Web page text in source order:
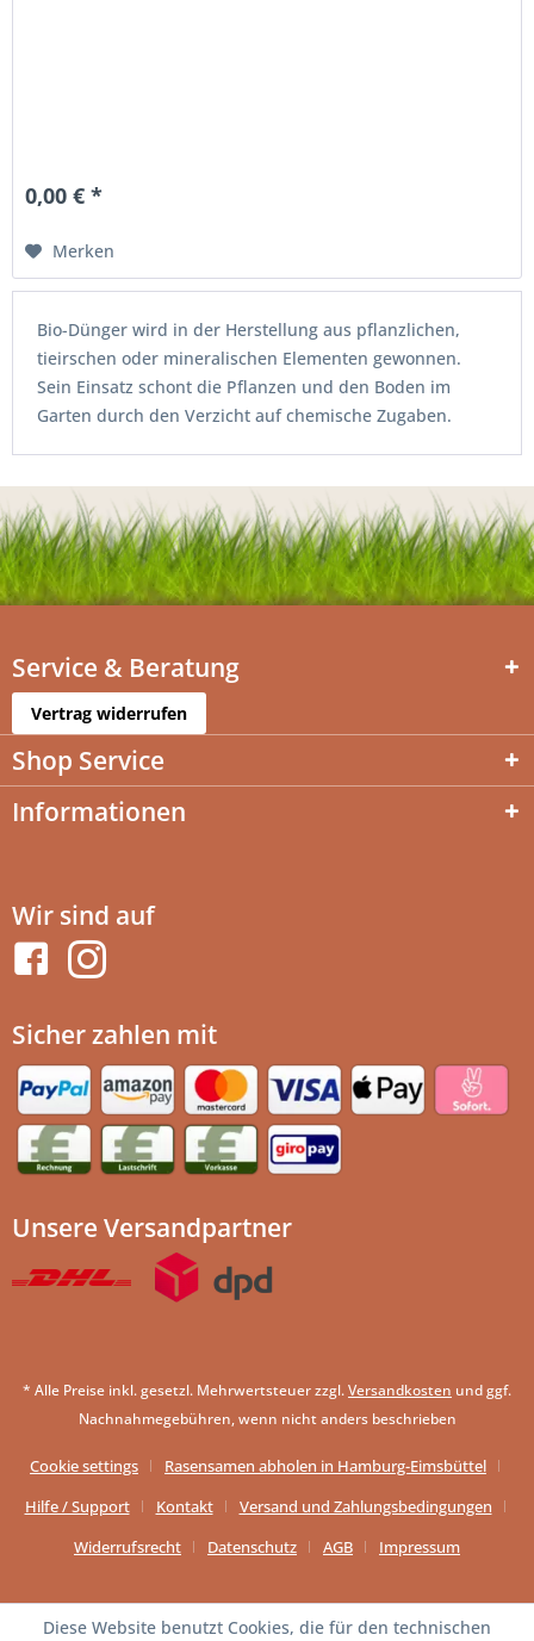
0,00 € *
Merken
Bio-Dünger wird in der Herstellung aus pflanzlichen,
tieirschen oder mineralischen Elementen gewonnen.
Sein Einsatz schont die Pflanzen und den Boden im
Garten durch den Verzicht auf chemische Zugaben.
Service & Beratung
Vertrag widerrufen
Shop Service
Informationen
Wir sind auf
Sicher zahlen mit
Unsere Versandpartner
* Alle Preise inkl. gesetzl. Mehrwertsteuer zzgl.Versandkosten und ggf.
Nachnahmegebühren, wenn nicht anders beschrieben
Cookie settings
Rasensamen abholen in Hamburg-Eimsbüttel
Hilfe / Support
Kontakt
Versand und Zahlungsbedingungen
Widerrufsrecht
Datenschutz AGB Impressum
Diese Website benutzt Cookies, die für den technischen